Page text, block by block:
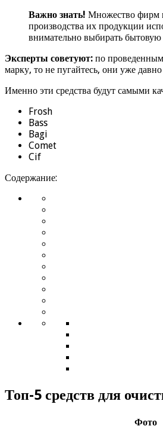
Важно знать! Множество фирм
производства их продукции
внимательно выбирать
Эксперты советуют: по
марку, то не пугайтесь, они уже
Именно эти средства будут самыми
Frosh
Bass
Bagi
Comet
Cif
Содержание:
Топ-5 средств для
Фото